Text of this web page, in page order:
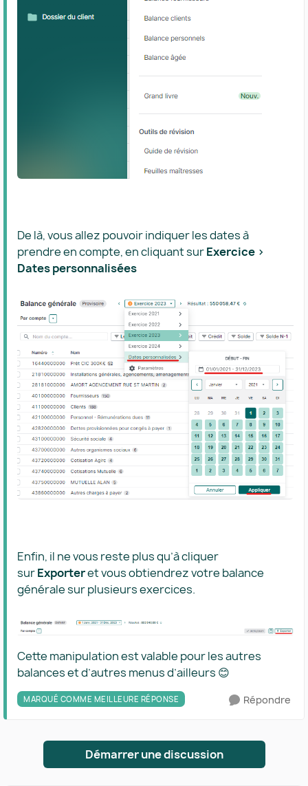
De là, vous allez pouvoir indiquer les dates à
prendre en compte, en cliquant surExercice >
Dates personnalisées
Enfin, il ne vous reste plus qu’à cliquer
surExporteret vous obtiendrez votre balance
générale sur plusieurs exercices.
Cette manipulation est valable pour les autres
balances et d’autres menus d’ailleurs 😊
MARQUÉ COMME MEILLEURE RÉPONSE Répondre
Démarrer une discussion